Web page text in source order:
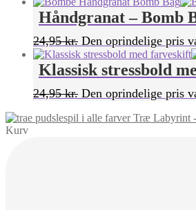
Håndgranat – Bomb
24,95kr. Den oprindelige pris
Klassisk stressbold
24,95kr. Den oprindelige pris
Træ Labyrint
Kurv